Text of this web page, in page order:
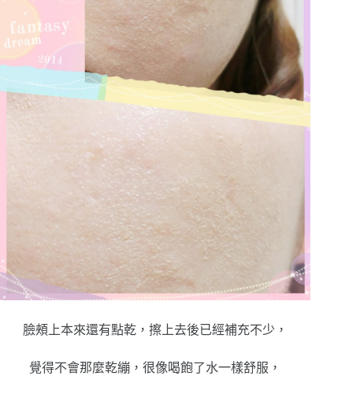
臉頰上本來還有點乾，擦上去後已經補充不少，
覺得不會那麼乾繃，很像喝飽了水一樣舒服，